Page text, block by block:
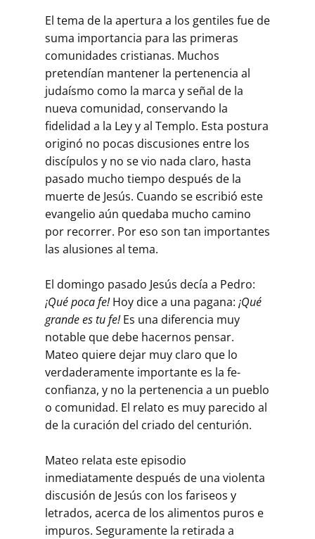
El tema de la apertura a los gentiles fue de
suma importancia para las primeras
comunidades cristianas. Muchos
pretendían mantener la pertenencia al
judaísmo como la marca y señal de la
nueva comunidad, conservando la
fidelidad a la Ley y al Templo. Esta postura
originó no pocas discusiones entre los
discípulos y no se vio nada claro, hasta
pasado mucho tiempo después de la
muerte de Jesús. Cuando se escribió este
evangelio aún quedaba mucho camino
por recorrer. Por eso son tan importantes
las alusiones al tema.
El domingo pasado Jesús decía a Pedro:
¡Qué poca fe!Hoy dice a una pagana: ¡Qué
grande es tu fe!Es una diferencia muy
notable que debe hacernos pensar.
Mateo quiere dejar muy claro que lo
verdaderamente importante es la fe-
confianza, y no la pertenencia a un pueblo
o comunidad. El relato es muy parecido al
de la curación del criado del centurión.
Mateo relata este episodio
inmediatamente después de una violenta
discusión de Jesús con los fariseos y
letrados, acerca de los alimentos puros e
impuros. Seguramente la retirada a